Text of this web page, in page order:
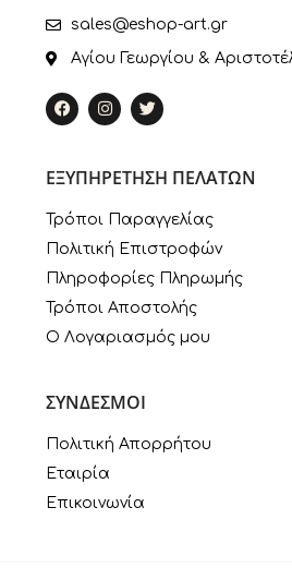
sales@eshop-art.gr
Αγίου Γεωργίου &
ΕΞΥΠΗΡΕΤΗΣΗ ΠΕΛΑΤΩΝ
Τρόποι Παραγγελίας
Πολιτική Επιστροφών
Πληροφορίες Πληρωμής
Τρόποι Αποστολής
Ο Λογαριασμός μου
ΣΥΝΔΕΣΜΟΙ
Πολιτική Απορρήτου
Εταιρία
Επικοινωνία